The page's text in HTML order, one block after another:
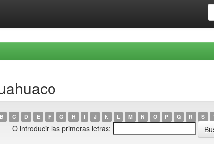
B C D E F G H I J K L M N O P Q R S
O introducir las primeras letras: